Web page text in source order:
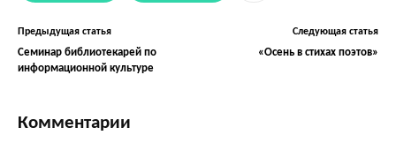
Предыдущая статья
Семинар библиотекарей по
информационной культуре
Следующая статья
«Осень в стихах поэтов»
Комментарии